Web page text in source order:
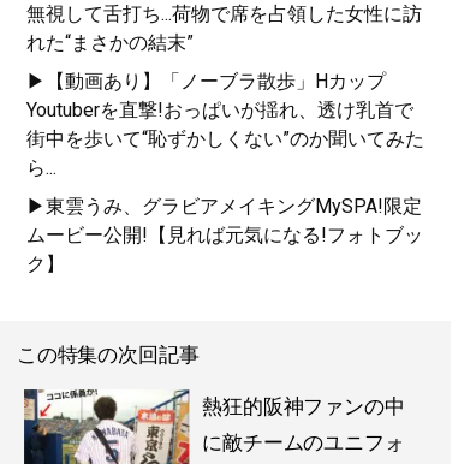
無視して舌打ち...荷物で席を占領した女性に訪
れた“まさかの結末”
▶【動画あり】「ノーブラ散歩」Hカップ
Youtuberを直撃!おっぱいが揺れ、透け乳首で
街中を歩いて“恥ずかしくない”のか聞いてみた
ら...
▶東雲うみ、グラビアメイキングMySPA!限定
ムービー公開!【見れば元気になる!フォトブッ
ク】
この特集の次回記事
熱狂的阪神ファンの中
に敵チームのユニフォ